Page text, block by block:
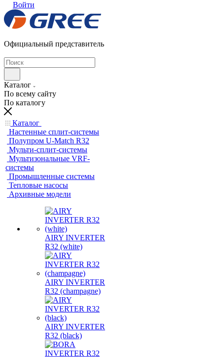
Войти
Официальный представитель
Каталог
По всему сайту
По каталогу
Каталог
Настенные сплит-системы
Полупром U-Match R32
Мульти-сплит-системы
Мультизональные VRF-
системы
Промышленные системы
Тепловые насосы
Архивные модели
AIRY INVERTER
R32 (white)
AIRY INVERTER
R32 (champagne)
AIRY INVERTER
R32 (black)